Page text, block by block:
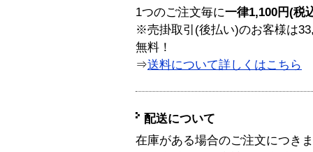
1つのご注文毎に一律1,100円(税
※売掛取引(後払い)のお客様は
無料！
⇒送料について詳しくはこちら
配送について
在庫がある場合のご注文につき